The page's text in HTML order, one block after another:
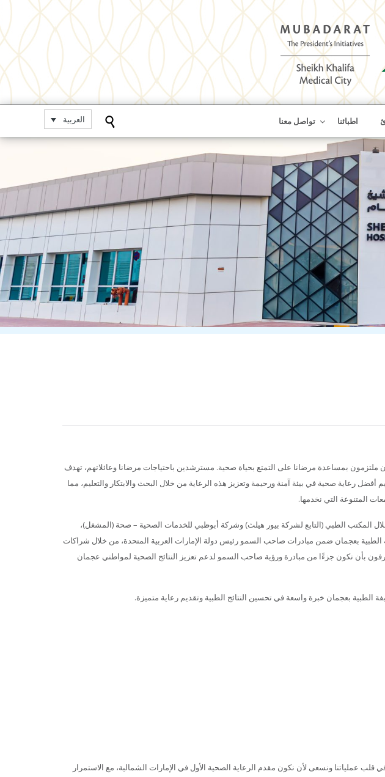
اطبائنا تواصل معنا العربية 
بمساعدة مرضانا على التمتع بحياة صحية. مسترشدين باحتياجات مرضانا وعائلاتهم، تهدف
أفضل رعاية صحية في بيئة آمنة ورحيمة وتعزيز هذه الرعاية من خلال البحث والابتكار والتعليم، مما
المتنوعة التي نخدمها.
الطبي (التابع لشركة بيور هيلث) وشركة أبوظبي للخدمات الصحية – صحة (المشغل)،
بعجمان ضمن مبادرات صاحب السمو رئيس دولة الإمارات العربية المتحدة، من خلال شراكات
بأن نكون جزءًا من مبادرة ورؤية صاحب السمو لدعم تعزيز النتائج الصحية لمواطني عجمان
الطبية بعجمان خبرة واسعة في تحسين النتائج الطبية وتقديم رعاية متميزة.
ونسعى لأن نكون مقدم الرعاية الصحية الأول في الإمارات الشمالية، مع الاستمرار